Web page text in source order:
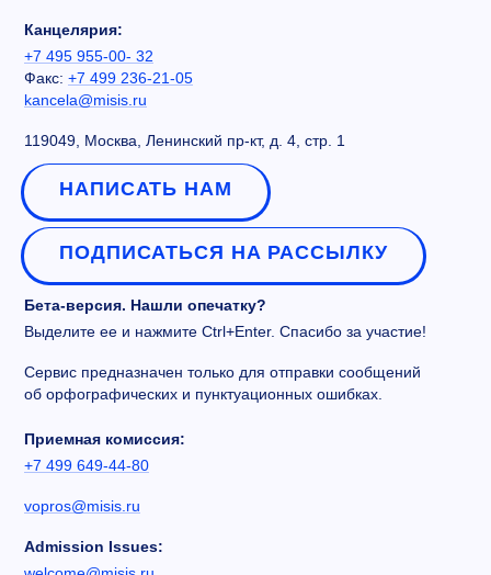
Канцелярия:
+7 495 955-00- 32
Факс: +7 499 236-21-05
kancela@misis.ru
119049, Москва, Ленинский пр-кт, д. 4, стр. 1
НАПИСАТЬ НАМ
ПОДПИСАТЬСЯ НА РАССЫЛКУ
Бета-версия. Нашли опечатку?
Выделите ее и нажмите Ctrl+Enter. Спасибо за участие!
Сервис предназначен только для отправки сообщений
об орфографических и пунктуационных ошибках.
Приемная комиссия:
+7 499 649-44-80
vopros@misis.ru
Admission Issues: